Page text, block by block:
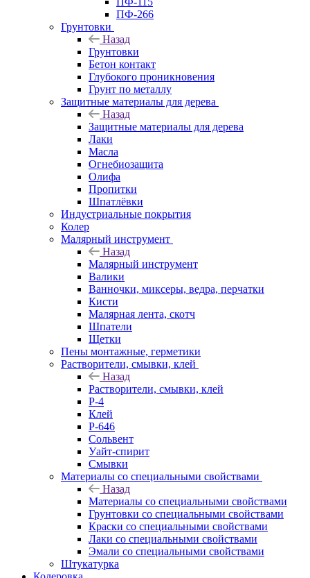
ПФ-266
Грунтовки
Назад
Грунтовки
Бетон контакт
Глубокого проникновения
Грунт по металлу
Защитные материалы для дерева
Назад
Защитные материалы для дерева
Лаки
Масла
Огнебиозащита
Олифа
Пропитки
Шпатлёвки
Индустриальные покрытия
Колер
Малярный инструмент
Назад
Малярный инструмент
Валики
Ванночки, миксеры, ведра, перчатки
Кисти
Малярная лента, скотч
Шпатели
Щетки
Пены монтажные, герметики
Растворители, смывки, клей
Назад
Растворители, смывки, клей
Р-4
Клей
Р-646
Сольвент
Уайт-спирит
Смывки
Материалы со специальными свойствами
Назад
Материалы со специальными свойствами
Грунтовки со специальными свойствами
Краски со специальными свойствами
Лаки со специальными свойствами
Эмали со специальными свойствами
Штукатурка